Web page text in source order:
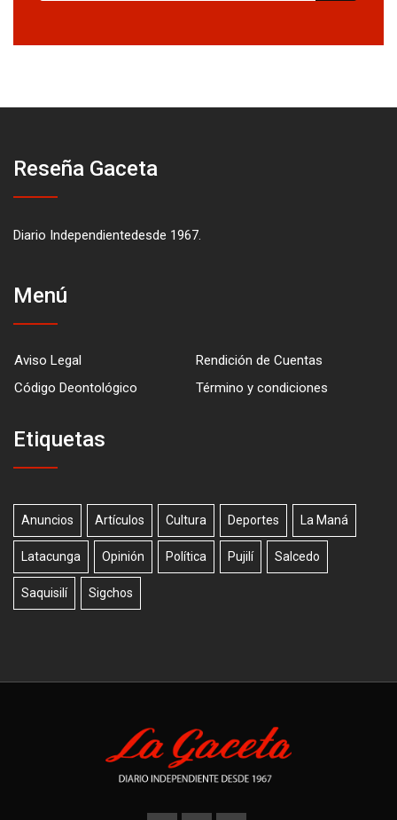
Reseña Gaceta
Diario Independientedesde 1967.
Menú
Aviso Legal
Rendición de Cuentas
Código Deontológico
Término y condiciones
Etiquetas
Anuncios Artículos Cultura Deportes La Maná
Latacunga Opinión Política Pujilí Salcedo
Saquisilí Sigchos